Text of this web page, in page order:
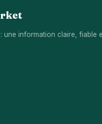
une information claire, fiable